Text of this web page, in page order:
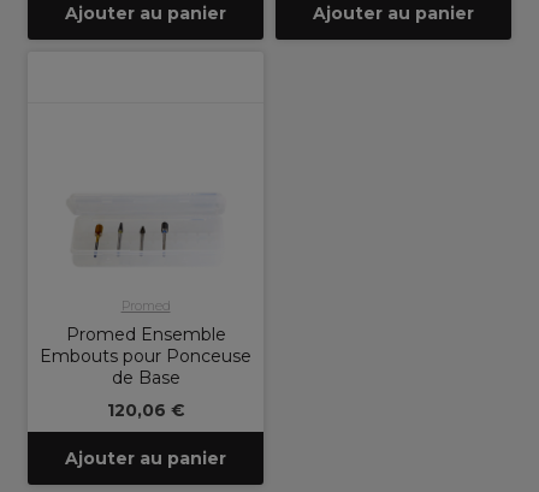
Ajouter au panier Ajouter au panier
Promed
Promed Ensemble
Embouts pour Ponceuse
de Base
120,06 €
Ajouter au panier